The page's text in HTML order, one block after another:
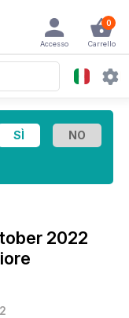
0
Carrello
Accesso
2022